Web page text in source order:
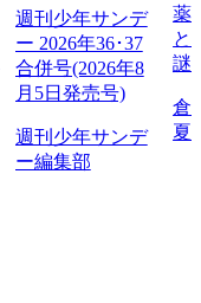
週刊少年サンデ
ー 2026年36･37
合併号(2026年8
月5日発売号)
週刊少年サンデ
ー編集部
薬
と
謎
倉
夏